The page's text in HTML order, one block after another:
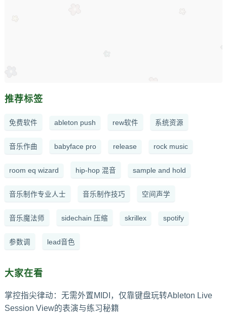
推荐标签
免费软件 ableton push rew软件 系统资源
音乐作曲 babyface pro release rock music
room eq wizard hip-hop 混音 sample and hold
音乐制作专业人士 音乐制作技巧 空间声学
音乐魔法师 sidechain 压缩 skrillex spotify
参数调 lead音色
大家在看
掌控指尖律动：无需外置MIDI，仅靠键盘玩转Ableton Live
Session View的表演与练习秘籍